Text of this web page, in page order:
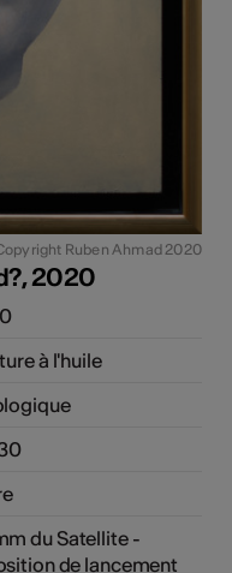
Ruben Ahmad 2020
2020
à l'huile
du Satellite -
de lancement